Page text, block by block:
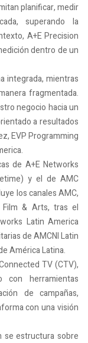
planificar, medir
superando la
A+E Precision
dentro de un
integrada, mientras
fragmentada.
negocio hacia un
a resultados
EVP Programming
de A+E Networks
y el de AMC
los canales AMC,
Film & Arts, tras el
Latin America
de AMCNI Latin
América Latina.
TV (CTV),
con herramientas
de campañas,
con una visión
se estructura sobre